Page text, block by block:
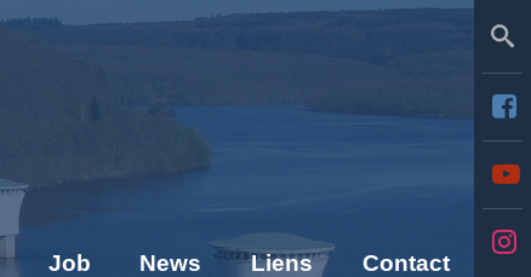
Job News Liens Contact